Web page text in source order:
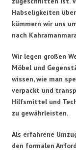
Habseligkeiten
kümmern wir uns
nach
Wir legen großen
Möbel und
wissen, wie man
verpackt und
Hilfsmittel und
zu gewährleisten.
Als erfahrene
den formalen